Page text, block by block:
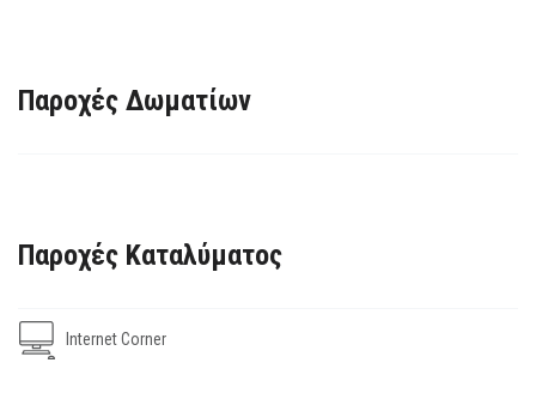
Παροχές Δωματίων
Παροχές Καταλύματος
Internet Corner